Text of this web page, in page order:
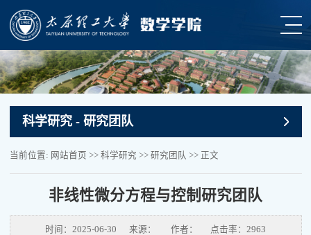
科学研究 - 研究团队
当前位置: 网站首页 >> 科学研究 >> 研究团队 >> 正文
非线性微分方程与控制研究团队
时间：2025-06-30 来源： 作者： 点击率： 2963